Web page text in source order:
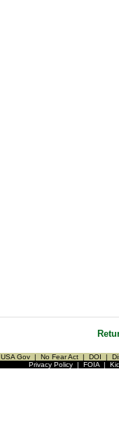
USA Gov | No Fear Act | DOI |
Privacy Policy| FOIA|